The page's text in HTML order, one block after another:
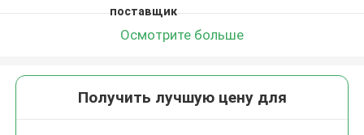
поставщик
Осмотрите больше
Получить лучшую цену для